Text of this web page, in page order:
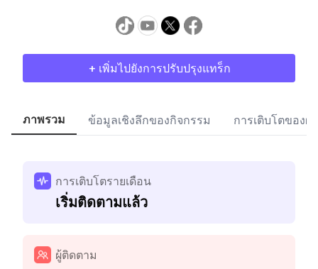
+ เพิ่มไปยังการปรับปรุงแทร็ก
ภาพรวม ข้อมูลเชิงลึกของกิจกรรม การเติบโตของผู้
การเติบโตรายเดือน
เริ่มติดตามแล้ว
ผู้ติดตาม